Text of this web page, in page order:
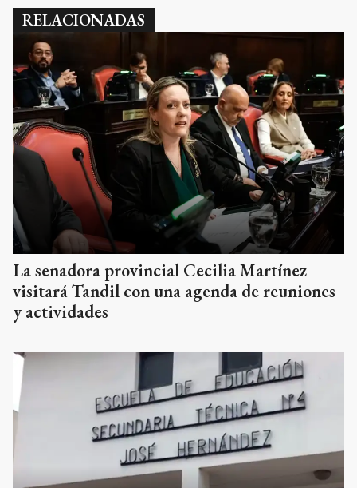
RELACIONADAS
La senadora provincial Cecilia Martínez
visitará Tandil con una agenda de reuniones
y actividades